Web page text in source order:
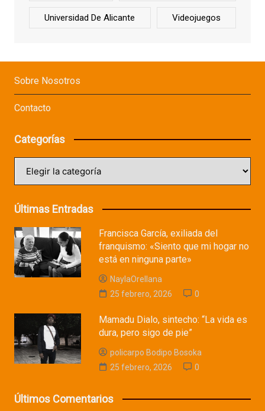
Universidad De Alicante Videojuegos
Sobre Nosotros
Contacto
Categorías
Últimas Entradas
Francisca García, exiliada del
franquismo: «Siento que mi hogar no
está en ninguna parte»
NaylaOrellana
25 febrero, 2026
0
Mamadu Dialo, sintecho: “La vida es
dura, pero sigo de pie”
policarpo Bodipo Bosoka
25 febrero, 2026
0
Últimos Comentarios